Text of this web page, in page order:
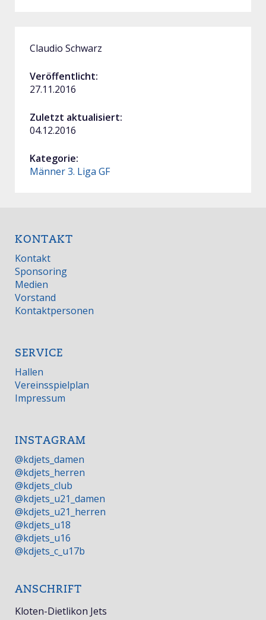
Claudio Schwarz
Veröffentlicht:
27.11.2016
Zuletzt aktualisiert:
04.12.2016
Kategorie:
Männer 3. Liga GF
KONTAKT
Kontakt
Sponsoring
Medien
Vorstand
Kontaktpersonen
SERVICE
Hallen
Vereinsspielplan
Impressum
INSTAGRAM
@kdjets_damen
@kdjets_herren
@kdjets_club
@kdjets_u21_damen
@kdjets_u21_herren
@kdjets_u18
@kdjets_u16
@kdjets_c_u17b
ANSCHRIFT
Kloten-Dietlikon Jets